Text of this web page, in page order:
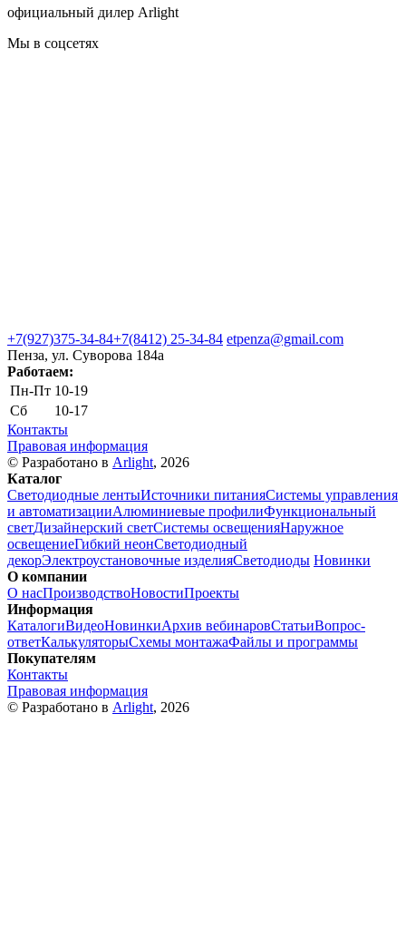
официальный дилер Arlight
Мы в соцсетях
+7(927)375-34-84+7(8412) 25-34-84 etpenza@gmail.com
Пенза, ул. Cуворова 184а
Работаем:
Пн-Пт 10-19
Сб
10-17
Контакты
Правовая информация
© Разработано в Arlight, 2026
Каталог
Светодиодные лентыИсточники питанияСистемы управления
и автоматизацииАлюминиевые профилиФункциональный
светДизайнерский светСистемы освещенияНаружное
освещениеГибкий неонСветодиодный
декорЭлектроустановочные изделияСветодиоды Новинки
О компании
О насПроизводствоНовостиПроекты
Информация
КаталогиВидеоНовинкиАрхив вебинаровСтатьиВопрос-
ответКалькуляторыСхемы монтажаФайлы и программы
Покупателям
Контакты
Правовая информация
© Разработано в Arlight, 2026